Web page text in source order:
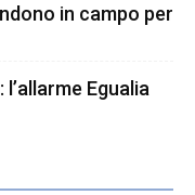
in campo per
Egualia